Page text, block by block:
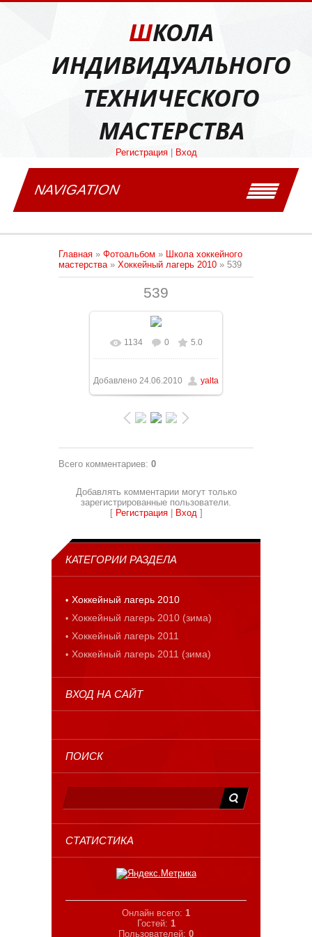
ШКОЛА
ИНДИВИДУАЛЬНОГО
ТЕХНИЧЕСКОГО
МАСТЕРСТВА
Регистрация| Вход
NAVIGATION
Главная » Фотоальбом » Школа хоккейного
мастерства» Хоккейный лагерь 2010 » 539
539
В реальном размере
1075x806/ 60.8Kb
1134 0 5.0
Добавлено 24.06.2010 yalta
Всего комментариев: 0
Добавлять комментарии могут только
зарегистрированные пользователи.
[ Регистрация| Вход ]
КАТЕГОРИИ РАЗДЕЛА
Хоккейный лагерь 2010
Хоккейный лагерь 2010 (зима)
Хоккейный лагерь 2011
Хоккейный лагерь 2011 (зима)
ВХОД НА САЙТ
ПОИСК
СТАТИСТИКА
Онлайн всего: 1
Гостей: 1
Пользователей: 0